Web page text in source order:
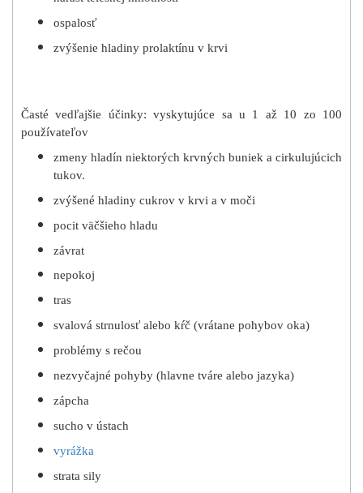
ospalosť
zvýšenie hladiny prolaktínu v krvi
Časté vedľajšie účinky: vyskytujúce sa u 1 až 10 zo 100
používateľov
zmeny hladín niektorých krvných buniek a cirkulujúcich
tukov.
zvýšené hladiny cukrov v krvi a v moči
pocit väčšieho hladu
závrat
nepokoj
tras
svalová strnulosť alebo kŕč (vrátane pohybov oka)
problémy s rečou
nezvyčajné pohyby (hlavne tváre alebo jazyka)
zápcha
sucho v ústach
vyrážka
strata sily